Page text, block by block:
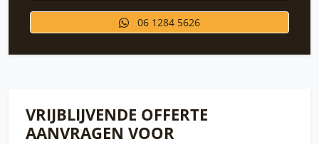
VRIJBLIJVENDE OFFERTE
AANVRAGEN VOOR
06 1284 5626